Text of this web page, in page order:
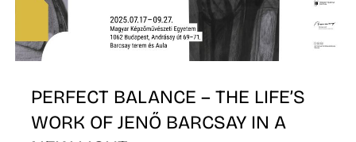
PERFECT BALANCE – THE LIFE’S
WORK OF JENŐ BARCSAY IN A